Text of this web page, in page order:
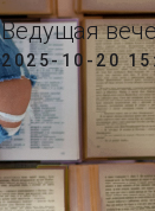
Ведущая
2025-10-20